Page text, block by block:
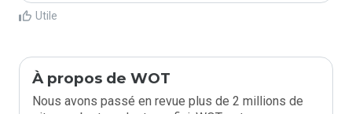
Utile
À propos de WOT
Nous avons passé en revue plus de 2 millions de